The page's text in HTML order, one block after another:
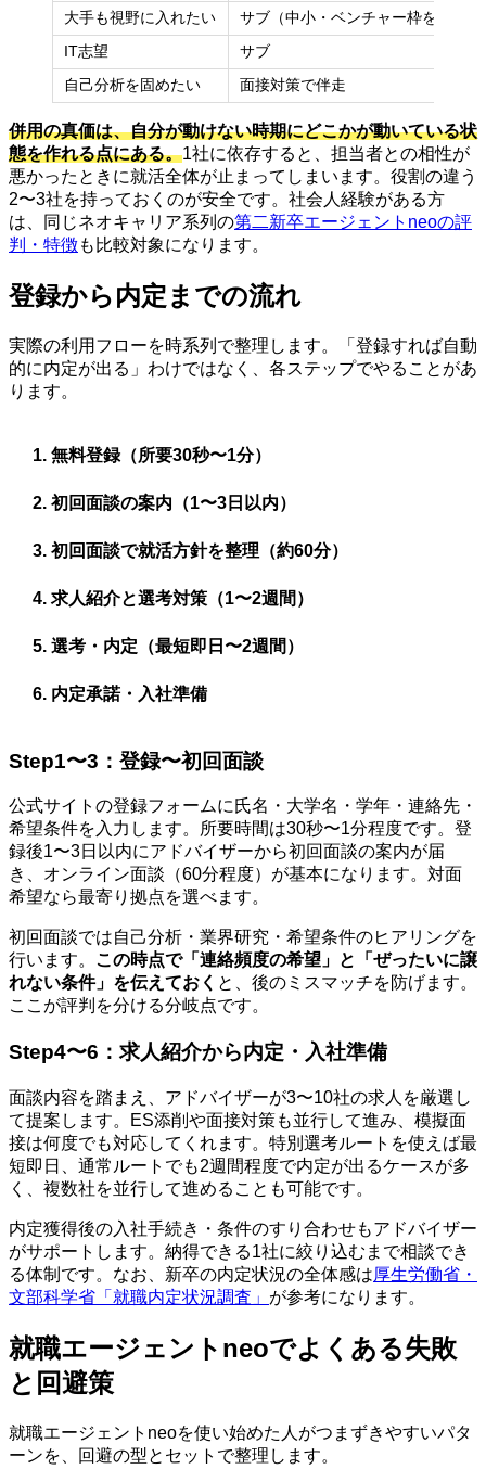
大手も視野に入れたい サブ（中小・ベンチャー枠を補完）
IT志望 サブ
自己分析を固めたい 面接対策で伴走
併用の真価は、自分が動けない時期にどこかが動いている状
態を作れる点にある。1社に依存すると、担当者との相性が
悪かったときに就活全体が止まってしまいます。役割の違う
2〜3社を持っておくのが安全です。社会人経験がある方
は、同じネオキャリア系列の第二新卒エージェントneoの評
判・特徴も比較対象になります。
登録から内定までの流れ
実際の利用フローを時系列で整理します。「登録すれば自動
的に内定が出る」わけではなく、各ステップでやることがあ
ります。
無料登録（所要30秒〜1分）
初回面談の案内（1〜3日以内）
初回面談で就活方針を整理（約60分）
求人紹介と選考対策（1〜2週間）
選考・内定（最短即日〜2週間）
内定承諾・入社準備
Step1〜3：登録〜初回面談
公式サイトの登録フォームに氏名・大学名・学年・連絡先・
希望条件を入力します。所要時間は30秒〜1分程度です。登
録後1〜3日以内にアドバイザーから初回面談の案内が届
き、オンライン面談（60分程度）が基本になります。対面
希望なら最寄り拠点を選べます。
初回面談では自己分析・業界研究・希望条件のヒアリングを
行います。 この時点で「連絡頻度の希望」と「ぜったいに譲
れない条件」を伝えておく と、後のミスマッチを防げます。
ここが評判を分ける分岐点です。
Step4〜6：求人紹介から内定・入社準備
面談内容を踏まえ、アドバイザーが3〜10社の求人を厳選し
て提案します。ES添削や面接対策も並行して進み、模擬面
接は何度でも対応してくれます。特別選考ルートを使えば最
短即日、通常ルートでも2週間程度で内定が出るケースが多
く、複数社を並行して進めることも可能です。
内定獲得後の入社手続き・条件のすり合わせもアドバイザー
がサポートします。納得できる1社に絞り込むまで相談でき
る体制です。なお、新卒の内定状況の全体感は厚生労働省・
文部科学省「就職内定状況調査」 が参考になります。
就職エージェントneoでよくある失敗
と回避策
就職エージェントneoを使い始めた人がつまずきやすいパタ
ーンを、回避の型とセットで整理します。